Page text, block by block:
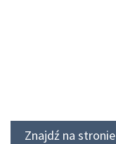
Znajdź na stronie